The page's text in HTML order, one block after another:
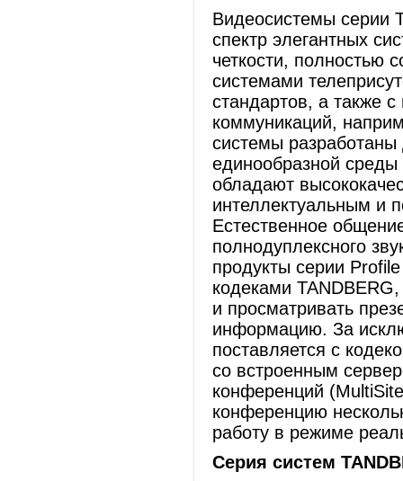
Видеосистемы серии
спектр элегантных
четкости,
системами
стандартов, а также
коммуникаций,
системы
единообразной среды
обладают
интеллектуальным и
Естественное
полнодуплексного
продукты серии
кодеками
и просматривать
информацию. За
поставляется с
со встроенным
конференций
конференцию
работу в режиме
Серия систем